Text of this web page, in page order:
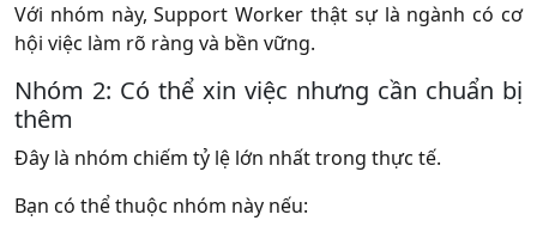
Với nhóm này, Support Worker thật sự là ngành có cơ
hội việc làm rõ ràng và bền vững.
Nhóm 2: Có thể xin việc nhưng cần chuẩn bị
thêm
Đây là nhóm chiếm tỷ lệ lớn nhất trong thực tế.
Bạn có thể thuộc nhóm này nếu: